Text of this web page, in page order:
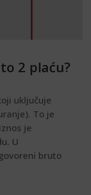
2 plaću?
uključuje
To je
je
U
bruto